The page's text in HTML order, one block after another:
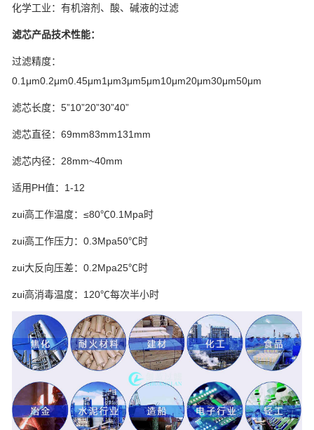
化学工业：有机溶剂、酸、碱液的过滤
滤芯产品技术性能：
过滤精度：
0.1μm0.2μm0.45μm1μm3μm5μm10μm20μm30μm50μm
滤芯长度：5”10”20”30”40”
滤芯直径：69mm83mm131mm
滤芯内径：28mm~40mm
适用PH值：1-12
zui高工作温度：≤80℃0.1Mpa时
zui高工作压力：0.3Mpa50℃时
zui大反向压差：0.2Mpa25℃时
zui高消毒温度：120℃每次半小时